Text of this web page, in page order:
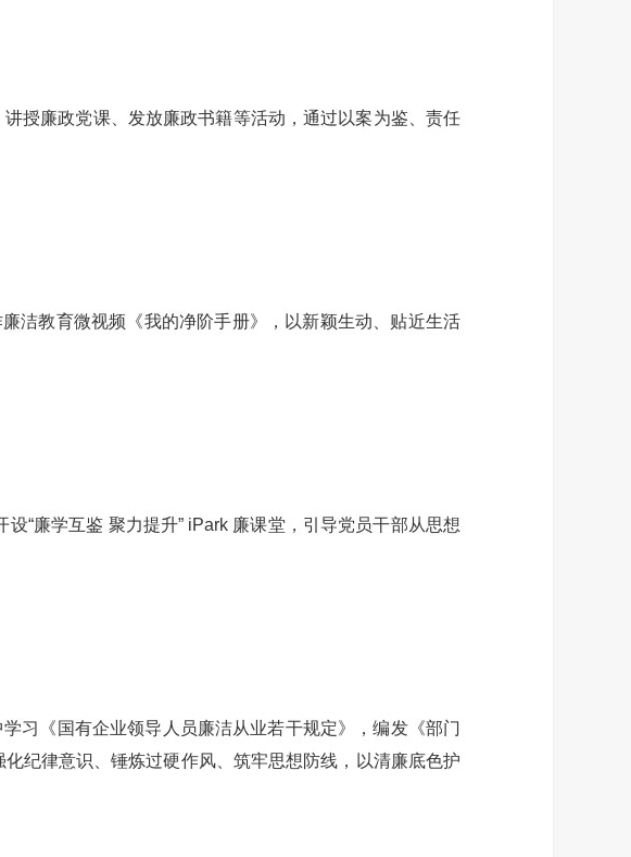
授廉政党课、发放廉政书籍等活动，通过以案为鉴、责任
洁教育微视频《我的净阶手册》，以新颖生动、贴近生活
“廉学互鉴 聚力提升” iPark 廉课堂，引导党员干部从思想
习《国有企业领导人员廉洁从业若干规定》，编发《部门
纪律意识、锤炼过硬作风、筑牢思想防线，以清廉底色护